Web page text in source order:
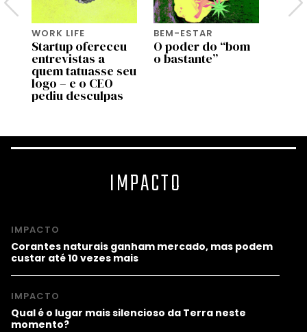
WORK LIFE
Startup ofereceu
entrevistas a
quem tatuasse seu
logo – e o CEO
pediu desculpas
BEM-ESTAR
O poder do “bom
o bastante”
IMPACTO
IMPACTO
Corantes naturais ganham mercado, mas podem
custar até 10 vezes mais
IMPACTO
Qual é o lugar mais silencioso da Terra neste
momento?